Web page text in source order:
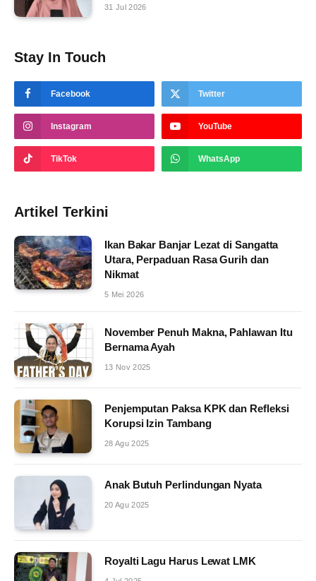
31 Jul 2026
Stay In Touch
Facebook Twitter
Instagram YouTube
TikTok WhatsApp
Artikel Terkini
Ikan Bakar Banjar Lezat di Sangatta
Utara, Perpaduan Rasa Gurih dan
Nikmat
5 Mei 2026
November Penuh Makna, Pahlawan Itu
Bernama Ayah
13 Nov 2025
Penjemputan Paksa KPK dan Refleksi
Korupsi Izin Tambang
28 Agu 2025
Anak Butuh Perlindungan Nyata
20 Agu 2025
Royalti Lagu Harus Lewat LMK